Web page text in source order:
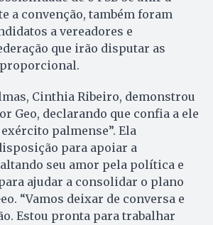
a convenção, também foram
a vereadores e
que irão disputar as
proporcional.
Cinthia Ribeiro, demonstrou
Geo, declarando que confia a ele
palmense”. Ela
para apoiar a
seu amor pela política e
ajudar a consolidar o plano
“Vamos deixar de conversa e
Estou pronta para trabalhar